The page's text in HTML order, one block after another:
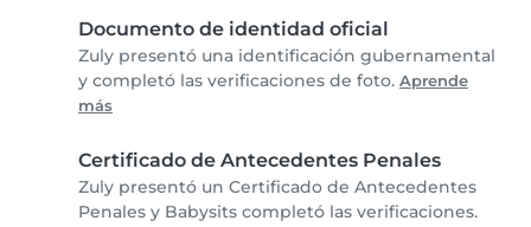
Documento de identidad oficial
Zuly presentó una identificación gubernamental
y completó las verificaciones de foto. Aprende
más
Certificado de Antecedentes Penales
Zuly presentó un Certificado de Antecedentes
Penales y Babysits completó las verificaciones.